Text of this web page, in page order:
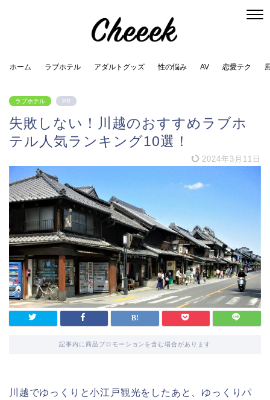
ホーム ラブホテル アダルトグッズ 性の悩み AV 恋愛テク
ラブホテル PR
失敗しない！川越のおすすめラブホ
テル人気ランキング10選！
2024年3月11日
記事内に商品プロモーションを含む場合があります
川越でゆっくりと小江戸観光をしたあと、ゆっくりパ